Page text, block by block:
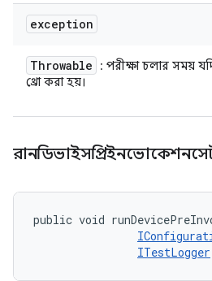
exception
Throwable
: পরীক্ষা চলার সময়
থ্রো করা হয়।
public void
ITestLogger